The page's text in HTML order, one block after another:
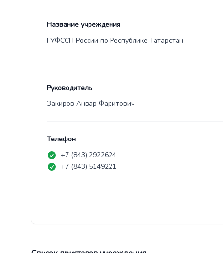
Название учреждения
ГУФССП России по Республике Татарстан
Руководитель
Закиров Анвар Фаритович
Телефон
+7 (843) 2922624
+7 (843) 5149221